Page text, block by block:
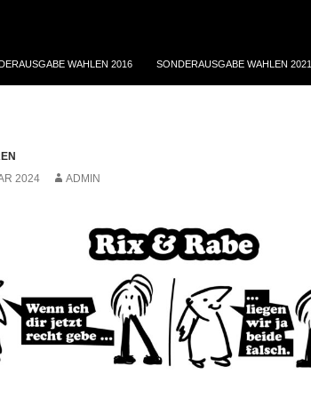
WAHLEN 2016 SONDERAUSGABE WAHLEN 2021
2024
ADMIN